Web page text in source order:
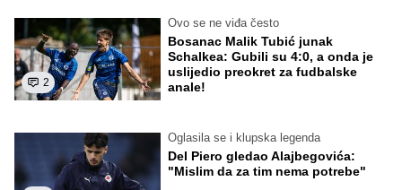
2
Ovo se ne viđa često
Bosanac Malik Tubić junak
Schalkea: Gubili su 4:0, a onda je
uslijedio preokret za fudbalske
anale!
Oglasila se i klupska legenda
Del Piero gledao Alajbegovića:
"Mislim da za tim nema potrebe"